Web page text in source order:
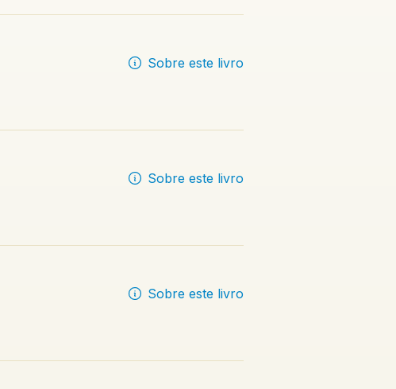
Sobre este livro
Sobre este livro
Sobre este livro